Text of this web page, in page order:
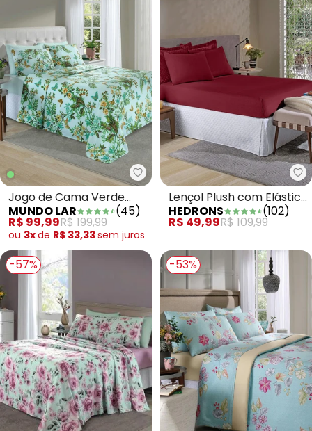
Mundo Lar - Jogo de Cama
Jogo de Cama Verde
Solteiro 3 Peças
MUNDO LAR (45)
R$ 99,99R$ 199,99
ou 3xde R$ 33,33sem juros
Lençol Plush com Elástico
Vinho Solteiro
HEDRONS (102)
R$ 49,99R$ 109,99
-57% -53%